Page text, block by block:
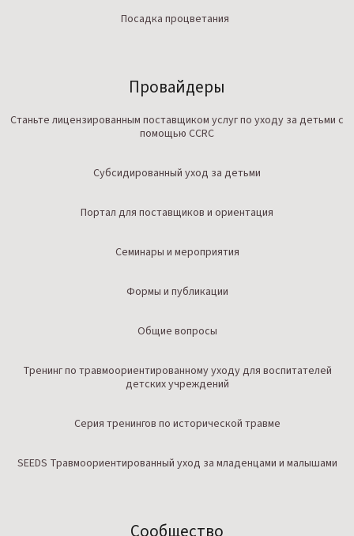
Посадка процветания
Провайдеры
Станьте лицензированным поставщиком услуг по уходу за детьми с
помощью CCRC
Субсидированный уход за детьми
Портал для поставщиков и ориентация
Семинары и мероприятия
Формы и публикации
Общие вопросы
Тренинг по травмоориентированному уходу для воспитателей
детских учреждений
Серия тренингов по исторической травме
SEEDS Травмоориентированный уход за младенцами и малышами